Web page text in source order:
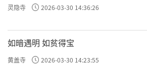
灵隐寺 2026-03-30 14:36:26
如暗遇明 如贫得宝
黄盖寺 2026-03-30 14:23:55